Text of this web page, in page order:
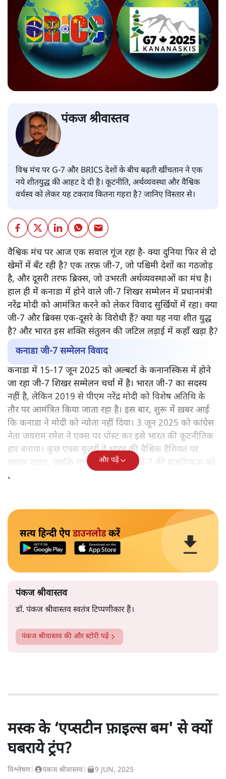
पंकज श्रीवास्तव
विश्व मंच पर G-7 और BRICS देशों के बीच बढ़ती खींचतान ने एक
नये शीतयुद्ध की आहट दे दी है। कूटनीति, अर्थव्यवस्था और वैश्विक
वर्चस्व को लेकर यह टकराव कितना गहरा है? जानिए विस्तार से।
वैश्विक मंच पर आज एक सवाल गूंज रहा है- क्या दुनिया फिर से दो
खेमों में बँट रही है? एक तरफ़ जी-7, जो पश्चिमी देशों का गठजोड़
है, और दूसरी तरफ ब्रिक्स, जो उभरती अर्थव्यवस्थाओं का मंच है।
हाल ही में कनाडा में होने वाले जी-7 शिखर सम्मेलन में प्रधानमंत्री
नरेंद्र मोदी को आमंत्रित करने को लेकर विवाद सुर्खियों में रहा। क्या
जी-7 और ब्रिक्स एक-दूसरे के विरोधी हैं? क्या यह नया शीत युद्ध
है? और भारत इस शक्ति संतुलन की जटिल लड़ाई में कहाँ खड़ा है?
कनाडा जी-7 सम्मेलन विवाद
कनाडा में 15-17 जून 2025 को अल्बर्टा के कनानस्किस में होने
जा रहा जी-7 शिखर सम्मेलन चर्चा में है। भारत जी-7 का सदस्य
नहीं है, लेकिन 2019 से पीएम नरेंद्र मोदी को विशेष अतिथि के
तौर पर आमंत्रित किया जाता रहा है। इस बार, शुरू में ख़बर आई
कि कनाडा ने मोदी को न्योता नहीं दिया। 3 जून 2025 को कांग्रेस
नेता जयराम रमेश ने एक्स पर पोस्ट कर इसे भारत की कूटनीतिक
हार बताया। कुछ एक्स यूजरों ने भारत की वैश्विक हैसियत पर
सवाल उठाए, जबकि समर्थक मीडिया ने जी-7 की प्रासंगिकता को
ही खारिज करने की कोशिश की।
और पढ़ें
सत्य हिन्दी ऐपडाउनलोडकरें
पंकज श्रीवास्तव
डॉ. पंकज श्रीवास्तव स्वतंत्र टिप्पणीकार हैं।
पंकज श्रीवास्तव की और स्टोरी पढ़ें
मस्क के ‘एप्सटीन फ़ाइल्स बम' से क्यों
घबराये ट्रंप?
विश्लेषण| पंकज श्रीवास्तव 9 JUN, 2025